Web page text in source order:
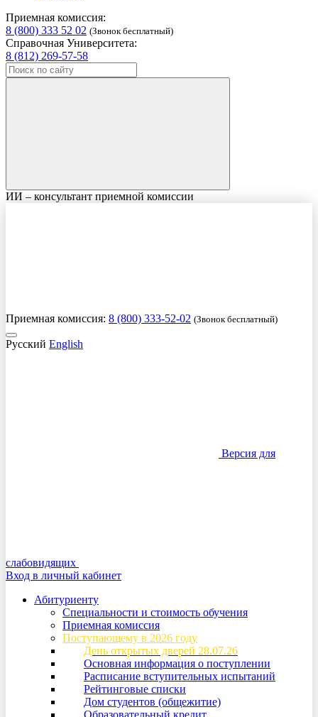
Приемная комиссия:
8 (800) 333 52 02 (Звонок бесплатный)
Справочная Университета:
8 (812) 269-57-58
ИИ – консультант приемной комиссии
Приемная комиссия: 8 (800) 333-52-02 (Звонок бесплатный)
Русский English
Версия для
слабовидящих
Вход в личный кабинет
Абитуриенту
Специальности и стоимость обучения
Приемная комиссия
Поступающему в 2026 году
День открытых дверей 28.07.26
Основная информация о поступлении
Расписание вступительных испытаний
Рейтинговые списки
Дом студентов (общежитие)
Образовательный кредит